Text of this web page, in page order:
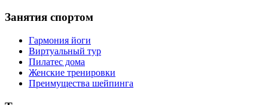
Занятия спортом
Гармония йоги
Виртуальный тур
Пилатес дома
Женские тренировки
Преимущества шейпинга